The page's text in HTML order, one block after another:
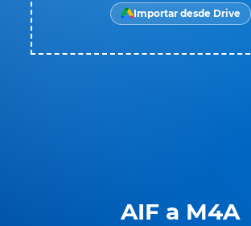
AIF a M4A
Importar desde Drive